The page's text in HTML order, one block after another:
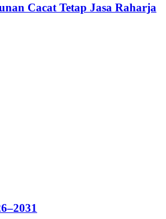
Cacat Tetap Jasa Raharja